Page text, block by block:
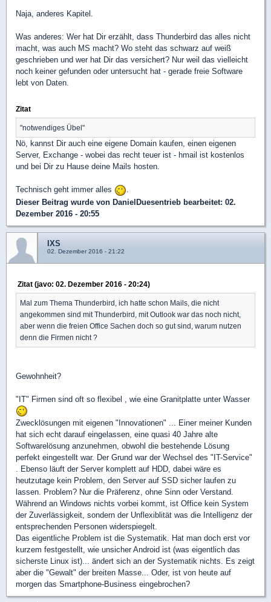
Naja, anderes Kapitel.
Was anderes: Wer hat Dir erzählt, dass Thunderbird das alles nicht
macht, was auch MS macht? Wo steht das schwarz auf weiß
geschrieben und wer hat Dir das versichert? Nur weil das vielleicht
noch keiner gefunden oder untersucht hat - gerade freie Software
lebt von Daten.
Zitat
"notwendiges Übel"
Nö, kannst Dir auch eine eigene Domain kaufen, einen eigenen
Server, Exchange - wobei das recht teuer ist - hmail ist kostenlos
und bei Dir zu Hause deine Mails hosten.
Technisch geht immer alles
.
Dieser Beitrag wurde von DanielDuesentrieb bearbeitet: 02.
Dezember 2016 - 20:55
IXS
02. Dezember 2016 - 21:22
Zitat (javo: 02. Dezember 2016 - 20:24)
Mal zum Thema Thunderbird, ich hatte schon Mails, die nicht
angekommen sind mit Thunderbird, mit Outlook war das noch nicht,
aber wenn die freien Office Sachen doch so gut sind, warum nutzen
denn die Firmen nicht ?
Gewohnheit?
"IT" Firmen sind oft so flexibel , wie eine Granitplatte unter Wasser
Zwecklösungen mit eigenen "Innovationen" ... Einer meiner Kunden
hat sich echt darauf eingelassen, eine quasi 40 Jahre alte
Softwarelösung anzunehmen, obwohl die bestehende Lösung
perfekt eingestellt war. Der Grund war der Wechsel des "IT-Service"
. Ebenso läuft der Server komplett auf HDD, dabei wäre es
heutzutage kein Problem, den Server auf SSD sicher laufen zu
lassen. Problem? Nur die Präferenz, ohne Sinn oder Verstand.
Während an Windows nichts vorbei kommt, ist Office kein System
der Zuverlässigkeit, sondern der Unflexiblität was die Intelligenz der
entsprechenden Personen widerspiegelt.
Das eigentliche Problem ist die Systematik. Hat man doch erst vor
kurzem festgestellt, wie unsicher Android ist (was eigentlich das
sicherste Linux ist)... ändert sich an der Systematik nichts. Es zeigt
aber die "Gewalt" der breiten Masse... Oder, ist von heute auf
morgen das Smartphone-Business eingebrochen?